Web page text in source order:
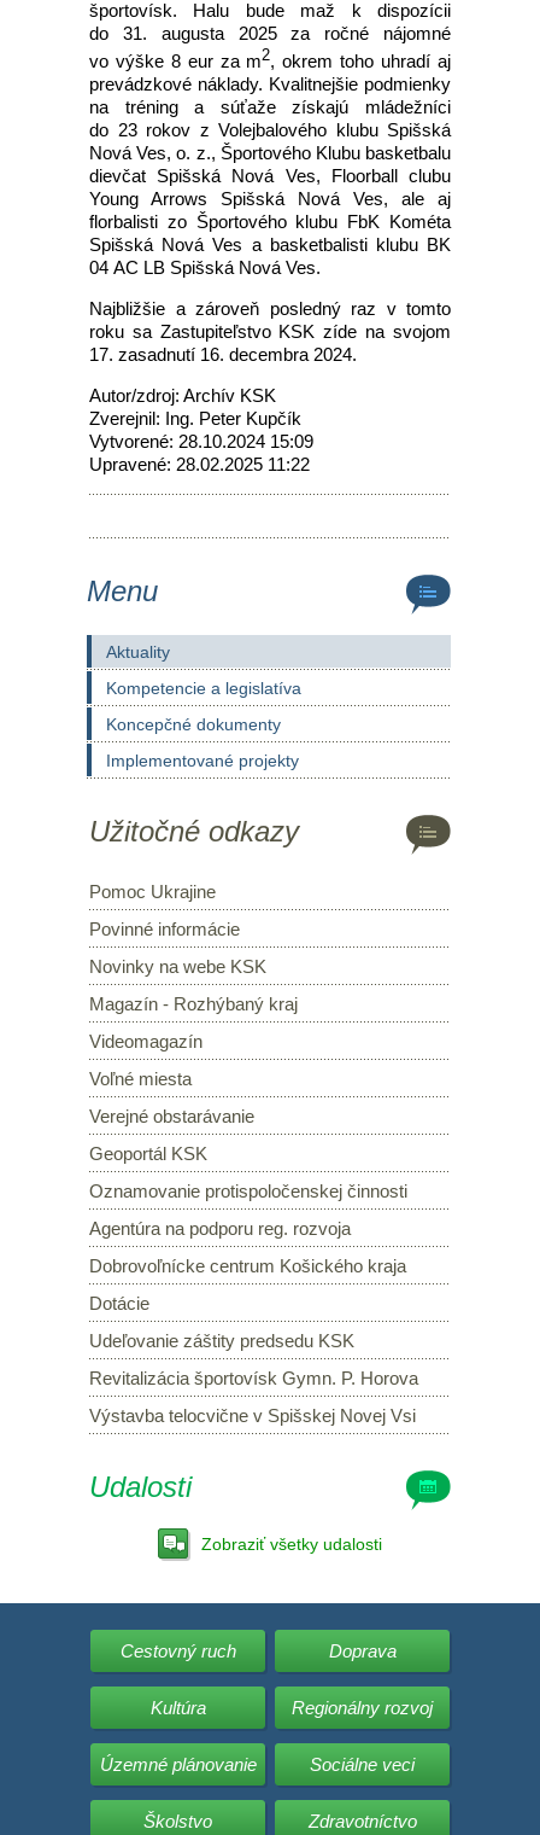
športovísk. Halu bude maž k dispozícii
do 31. augusta 2025 za ročné nájomné
vo výške 8 eur za m2, okrem toho uhradí aj
prevádzkové náklady. Kvalitnejšie podmienky
na tréning a súťaže získajú mládežníci
do 23 rokov z Volejbalového klubu Spišská
Nová Ves, o. z., Športového Klubu basketbalu
dievčat Spišská Nová Ves, Floorball clubu
Young Arrows Spišská Nová Ves, ale aj
florbalisti zo Športového klubu FbK Kométa
Spišská Nová Ves a basketbalisti klubu BK
04 AC LB Spišská Nová Ves.
Najbližšie a zároveň posledný raz v tomto
roku sa Zastupiteľstvo KSK zíde na svojom
17. zasadnutí 16. decembra 2024.
Autor/zdroj: Archív KSK
Zverejnil: Ing. Peter Kupčík
Vytvorené: 28.10.2024 15:09
Upravené: 28.02.2025 11:22
Menu
Aktuality
Kompetencie a legislatíva
Koncepčné dokumenty
Implementované projekty
Užitočné odkazy
Pomoc Ukrajine
Povinné informácie
Novinky na webe KSK
Magazín - Rozhýbaný kraj
Videomagazín
Voľné miesta
Verejné obstarávanie
Geoportál KSK
Oznamovanie protispoločenskej činnosti
Agentúra na podporu reg. rozvoja
Dobrovoľnícke centrum Košického kraja
Dotácie
Udeľovanie záštity predsedu KSK
Revitalizácia športovísk Gymn. P. Horova
Výstavba telocvične v Spišskej Novej Vsi
Udalosti
Zobraziť všetky udalosti
Cestovný ruch Doprava
Kultúra Regionálny rozvoj
Územné plánovanie Sociálne veci
Školstvo Zdravotníctvo